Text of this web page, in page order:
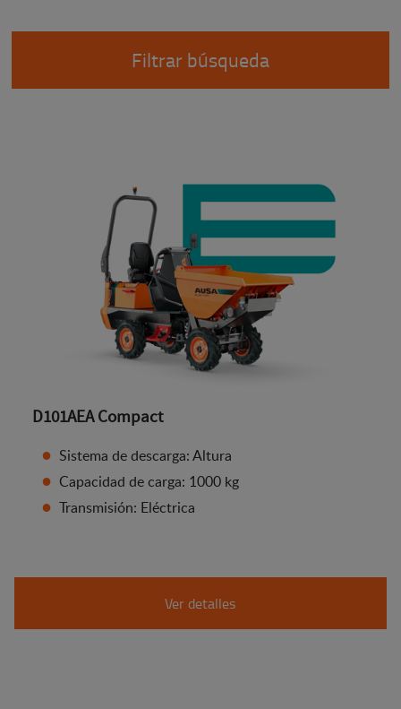
Filtrar búsqueda
D101AEA Compact
Sistema de descarga: Altura
Capacidad de carga: 1000 kg
Transmisión: Eléctrica
Ver detalles